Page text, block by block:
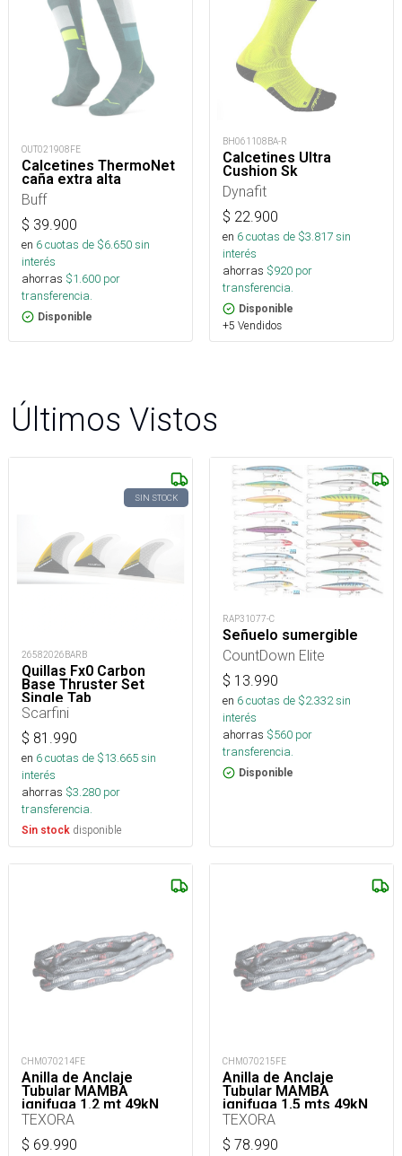
OUT021908FE
Calcetines ThermoNet
caña extra alta
Buff
$ 39.900
en 6cuotas de $6.650sin
interés
ahorras $1.600 por
transferencia.
Disponible
BH061108BA-R
Calcetines Ultra
Cushion Sk
Dynafit
$ 22.900
en 6cuotas de $3.817sin
interés
ahorras $920 por
transferencia.
Disponible
+5 Vendidos
Últimos Vistos
SIN STOCK
26582026BARB
Quillas Fx0 Carbon
Base Thruster Set
Single Tab
Scarfini
$ 81.990
en 6cuotas de $13.665sin
interés
ahorras $3.280 por
transferencia.
Sin stock disponible
RAP31077-C
Señuelo sumergible
CountDown Elite
$ 13.990
en 6cuotas de $2.332sin
interés
ahorras $560 por
transferencia.
Disponible
CHM070214FE
Anilla de Anclaje
Tubular MAMBA
ignifuga 1.2 mt 49kN
TEXORA
$ 69.990
CHM070215FE
Anilla de Anclaje
Tubular MAMBA
ignifuga 1,5 mts 49kN
TEXORA
$ 78.990